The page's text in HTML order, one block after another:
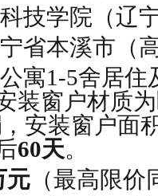
技学院（辽
省本溪市（
寓1-5舍居住
装窗户材质为
，安装窗户面
60天。
元 （最高限